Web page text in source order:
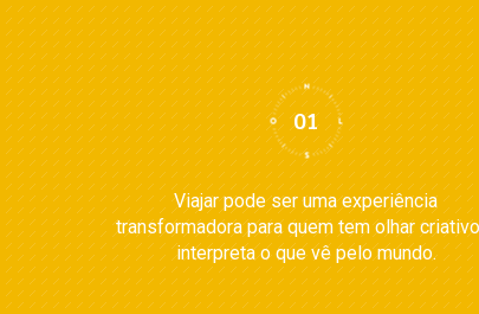
Viajar pode ser uma experiência
transformadora para quem tem olhar
interpreta o que vê pelo mundo.